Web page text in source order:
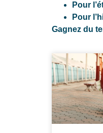
Pour
Pour
Gagnez du